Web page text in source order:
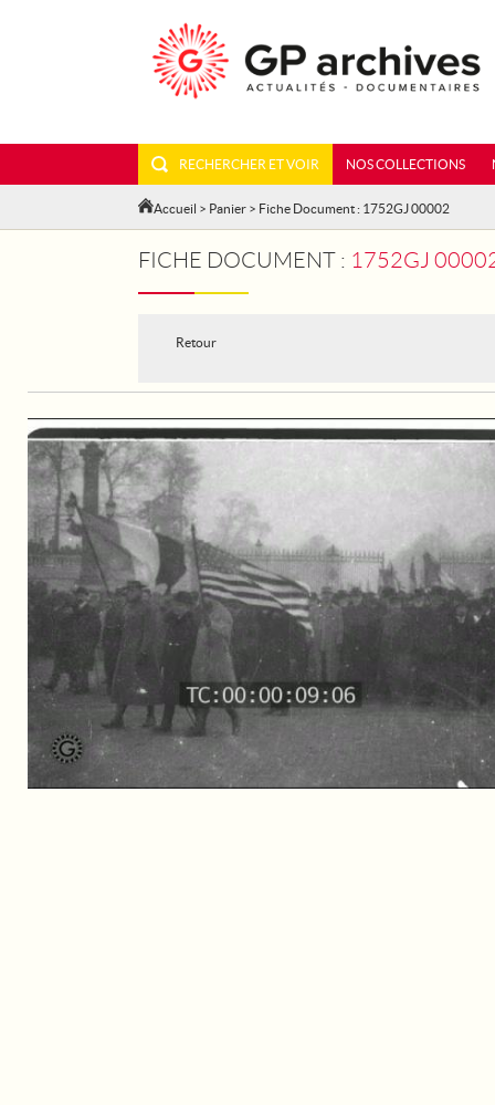
RECHERCHER ET VOIR NOS COLLECTIONS
Accueil > Panier > Fiche Document : 1752GJ 00002
FICHE DOCUMENT : 1752GJ 00002 - PARIS,
Retour